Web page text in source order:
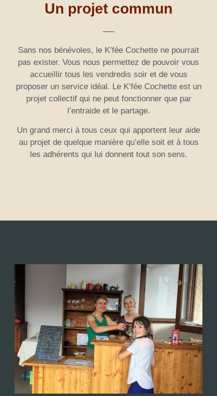
Un projet commun
Sans nos bénévoles, le K’fée Cochette ne pourrait
pas exister. Vous nous permettez de pouvoir vous
accueillir tous les vendredis soir et de vous
proposer un service idéal. Le K’fée Cochette est un
projet collectif qui ne peut fonctionner que par
l’entraide et le partage.
Un grand merci à tous ceux qui apportent leur aide
au projet de quelque manière qu’elle soit et à tous
les adhérents qui lui donnent tout son sens.